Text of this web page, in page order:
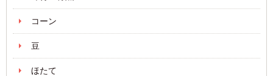
コーン
豆
ほたて